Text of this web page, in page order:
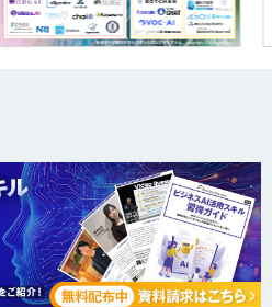
LLM×RAG「Cosnex」
ドオピニオン